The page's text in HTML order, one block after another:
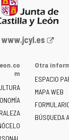
Portal
la
de
Castilla
y
León
-
www.jcyl.es
m
Otra
ESPACIO
MAPA WEB
BÚSQUEDA